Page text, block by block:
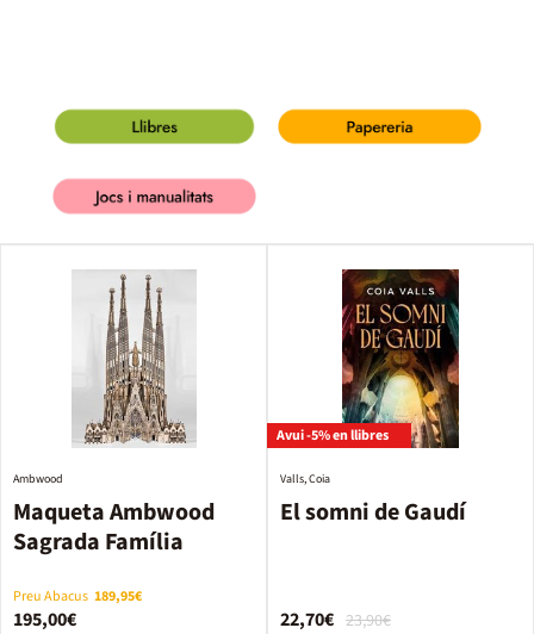
Maqueta Ambwood
Sagrada Família
Ambwood
Preu Abacus 189,95€
195,00€
Avui -5% en llibres
El somni de Gaudí
Valls, Coia
23,90€
22,70€